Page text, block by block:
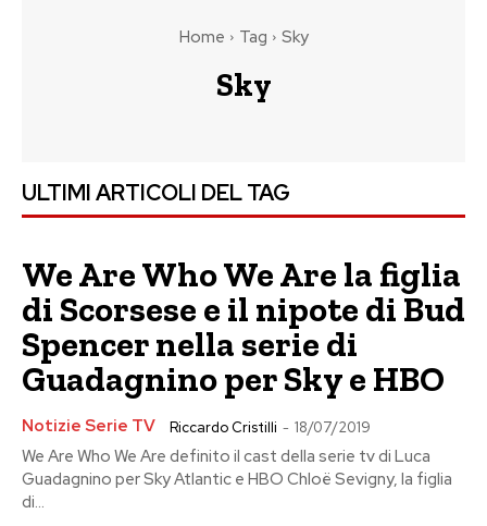
Home Tag Sky
Sky
ULTIMI ARTICOLI DEL TAG
We Are Who We Are la figlia
di Scorsese e il nipote di Bud
Spencer nella serie di
Guadagnino per Sky e HBO
Notizie Serie TV Riccardo Cristilli - 18/07/2019
We Are Who We Are definito il cast della serie tv di Luca
Guadagnino per Sky Atlantic e HBO Chloë Sevigny, la figlia
di...